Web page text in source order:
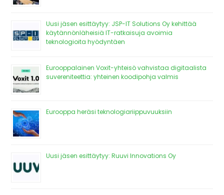
Uusi jäsen esittäytyy: JSP-IT Solutions Oy kehittää
käytännönläheisiä IT-ratkaisuja avoimia
teknologioita hyödyntäen
Eurooppalainen Voxit-yhteisö vahvistaa digitaalista
suvereniteettia: yhteinen koodipohja valmis
Eurooppa heräsi teknologiariippuvuuksiin
Uusi jäsen esittäytyy: Ruuvi Innovations Oy